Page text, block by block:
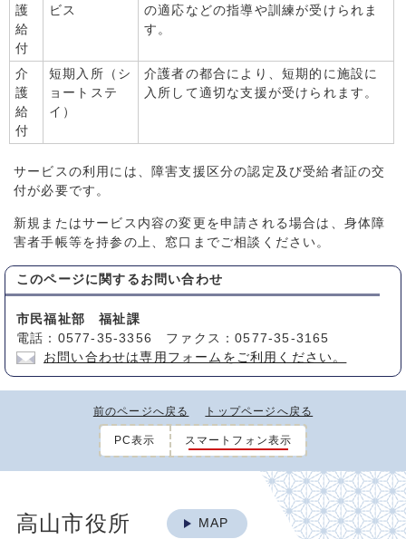
護
給
付
ビス
の適応などの指導や訓練が受けられま
す。
介
護
給
付
短期入所（シ
ョートステ
イ）
介護者の都合により、短期的に施設に
入所して適切な支援が受けられます。
サービスの利用には、障害支援区分の認定及び受給者証の交
付が必要です。
新規またはサービス内容の変更を申請される場合は、身体障
害者手帳等を持参の上、窓口までご相談ください。
このページに関する お問い合わせ
市民福祉部 福祉課
電話：0577-35-3356 ファクス：0577-35-3165
お問い合わせは専用フォームをご利用ください。
前のページへ戻る トップページへ戻る
PC表示 スマートフォン表示
高山市役所 MAP